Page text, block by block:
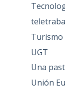
Turismo
UGT
Una
Unión